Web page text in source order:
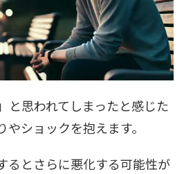
と思われてしまったと感じた
ショックを抱えます。
るとさらに悪化する可能性が